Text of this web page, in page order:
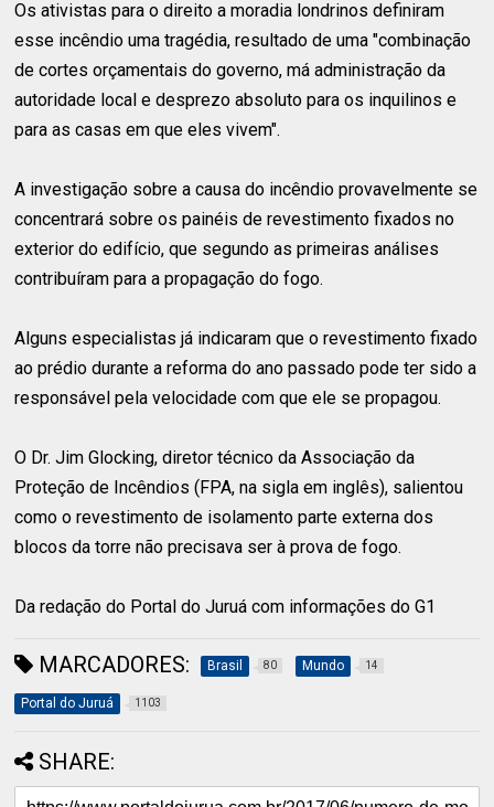
Os ativistas para o direito a moradia londrinos definiram
esse incêndio uma tragédia, resultado de uma "combinação
de cortes orçamentais do governo, má administração da
autoridade local e desprezo absoluto para os inquilinos e
para as casas em que eles vivem".
A investigação sobre a causa do incêndio provavelmente se
concentrará sobre os painéis de revestimento fixados no
exterior do edifício, que segundo as primeiras análises
contribuíram para a propagação do fogo.
Alguns especialistas já indicaram que o revestimento fixado
ao prédio durante a reforma do ano passado pode ter sido a
responsável pela velocidade com que ele se propagou.
O Dr. Jim Glocking, diretor técnico da Associação da
Proteção de Incêndios (FPA, na sigla em inglês), salientou
como o revestimento de isolamento parte externa dos
blocos da torre não precisava ser à prova de fogo.
Da redação do Portal do Juruá com informações do G1
MARCADORES: Brasil 80 Mundo 14
Portal do Juruá 1103
SHARE: